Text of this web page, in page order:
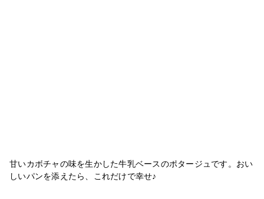
甘いカボチャの味を生かした牛乳ベースのポタージュです。おい
しいパンを添えたら、これだけで幸せ♪